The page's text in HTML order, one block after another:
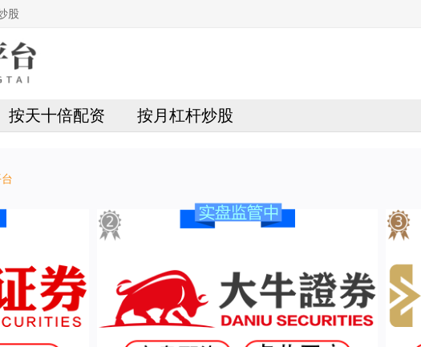
股
按天十倍配资 按月杠杆炒股